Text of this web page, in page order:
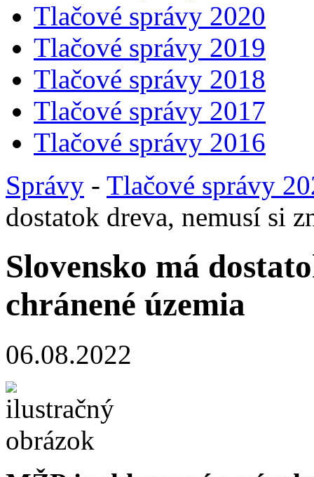
Tlačové správy 2020
Tlačové správy 2019
Tlačové správy 2018
Tlačové správy 2017
Tlačové správy 2016
Správy - Tlačové správy
dostatok dreva, nemusí si
Slovensko má
chránené územia
06.08.2022